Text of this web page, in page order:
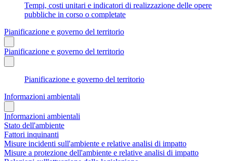
Tempi, costi unitari e indicatori di realizzazione delle opere
pubbliche in corso o completate
Pianificazione e governo del territorio
Pianificazione e governo del territorio
Pianificazione e governo del territorio
Informazioni ambientali
Informazioni ambientali
Stato dell'ambiente
Fattori inquinanti
Misure incidenti sull'ambiente e relative analisi di impatto
Misure a protezione dell'ambiente e relative analisi di impatto